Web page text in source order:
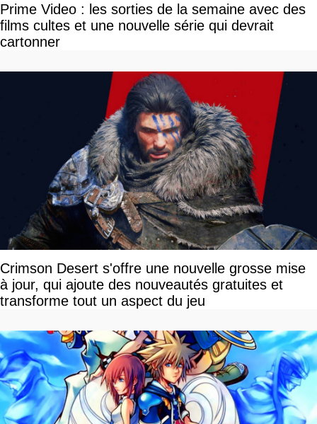
Prime Video : les sorties de la semaine avec des
films cultes et une nouvelle série qui devrait
cartonner
Crimson Desert s'offre une nouvelle grosse mise
à jour, qui ajoute des nouveautés gratuites et
transforme tout un aspect du jeu